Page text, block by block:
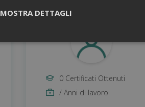
0 Certificati Ottenuti
/ Anni di lavoro
MOSTRA DETTAGLI